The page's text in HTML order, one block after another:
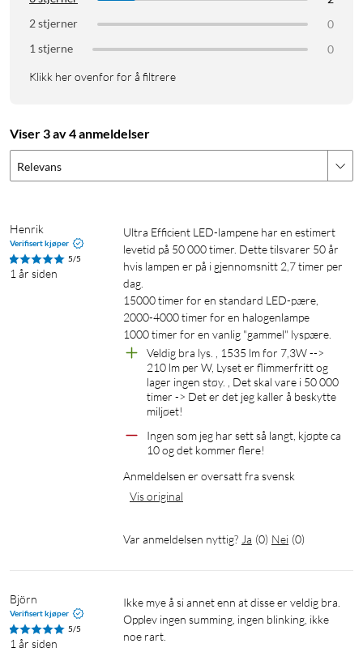
Fargetemperatur: 2700 K
Nominell lysfluks: 1535 lm
Effektfaktor: 0,4
Tilsvarer i watt: 100 W
Antall tennesykluser: 50 000
2 stjerner
0
1 stjerne
0
Klikk her ovenfor for å filtrere
Viser 3 av 4 anmeldelser
Relevans
Henrik
Verifisert kjøper
5/5
1 år siden
Ultra Efficient LED-lampene har en estimert
levetid på 50 000 timer. Dette tilsvarer 50 år
hvis lampen er på i gjennomsnitt 2,7 timer per
dag.
15000 timer for en standard LED-pære,
2000-4000 timer for en halogenlampe
1000 timer for en vanlig "gammel" lyspære.
Veldig bra lys. , 1535 lm for 7,3W -->
210 lm per W, Lyset er flimmerfritt og
lager ingen støy. , Det skal vare i 50 000
timer -> Det er det jeg kaller å beskytte
miljøet!
Ingen som jeg har sett så langt, kjøpte ca
10 og det kommer flere!
Anmeldelsen er oversatt fra svensk
Vis original
Var anmeldelsen nyttig? Ja (0) Nei (0)
Björn
Verifisert kjøper
5/5
1 år siden
Ikke mye å si annet enn at disse er veldig bra.
Opplev ingen summing, ingen blinking, ikke
noe rart.